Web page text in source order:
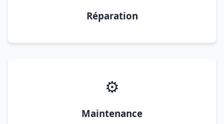
Réparation
⚙️
Maintenance